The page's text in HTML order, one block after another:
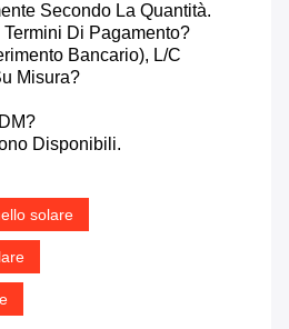
Secondo La Quantità.
Di Pagamento?
Bancario), L/C
Misura?
Disponibili.
solare